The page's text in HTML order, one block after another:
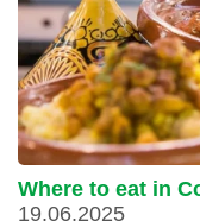
Where to eat in
19.06.2025